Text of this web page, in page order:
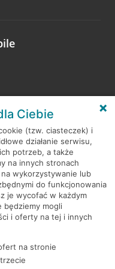
Ciebie
(tzw. ciasteczek) i
działanie serwisu,
potrzeb, a także
na innych stronach
wykorzystywanie lub
do funkcjonowania
je wycofać w każdym
będziemy mogli
i oferty na tej i innych
na stronie